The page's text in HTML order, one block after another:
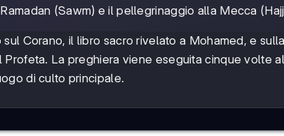
(Sawm) e il pellegrinaggio alla Mecca
sul Corano, il libro sacro rivelato a Mohamed, e
La preghiera viene eseguita cinque volte
di culto principale.